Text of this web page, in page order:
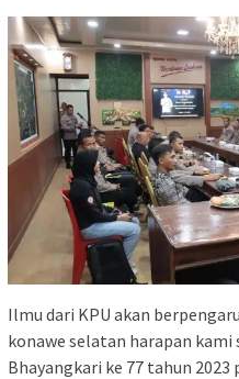
Ilmu dari KPU akan
konawe selatan harapan kami
Bhayangkari ke 77 tahun